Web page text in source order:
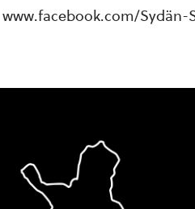
www.facebook.com/